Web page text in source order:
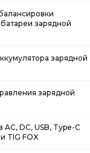
зарядной
зарядной
зарядной
DC, USB, Type-C
TIG FOX